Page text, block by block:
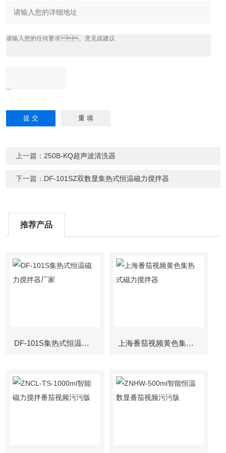
上一篇： 250B-KQ超声波清洗器
下一篇： DF-101SZ双数显集热式恒温磁力搅拌器
推荐产品
DF-101S集热式恒温磁力搅拌器厂家 上海番茄视频黄色集热式磁力搅拌器